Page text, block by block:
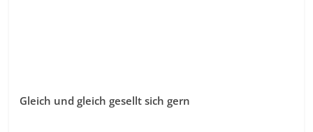
Gleich und gleich gesellt sich gern